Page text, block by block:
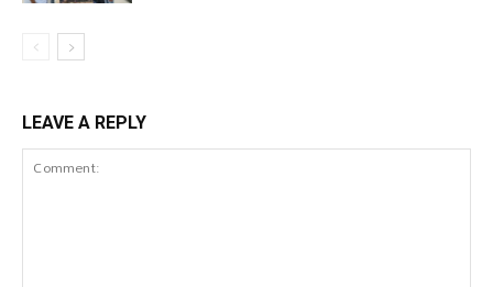
LEAVE A REPLY